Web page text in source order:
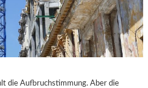
die Aufbruchstimmung. Aber die